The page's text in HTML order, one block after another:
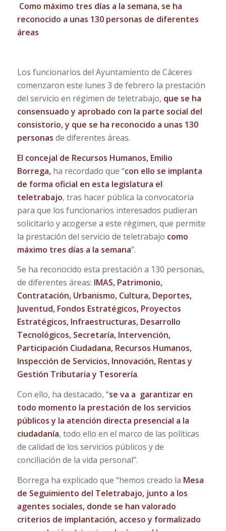
Como máximo tres días a la semana, se ha
reconocido a unas 130 personas de diferentes
áreas
Los funcionarios del Ayuntamiento de Cáceres
comenzaron este lunes 3 de febrero la prestación
del servicio en régimen de teletrabajo, que se ha
consensuado y aprobado con la parte social del
consistorio, y que se ha reconocido a unas 130
personas de diferentes áreas.
El concejal de Recursos Humanos, Emilio
Borrega,ha recordado que “con ello se implanta
de forma oficial en esta legislatura el
teletrabajo, tras hacer pública la convocatoria
para que los funcionarios interesados pudieran
solicitarlo y acogerse a este régimen, que permite
la prestación del servicio de teletrabajo como
máximo tres días a la semana”.
Se ha reconocido esta prestación a 130 personas,
de diferentes áreas: IMAS, Patrimonio,
Contratación, Urbanismo, Cultura, Deportes,
Juventud, Fondos Estratégicos, Proyectos
Estratégicos, Infraestructuras, Desarrollo
Tecnológicos, Secretaría, Intervención,
Participación Ciudadana, Recursos Humanos,
Inspección de Servicios, Innovación, Rentas y
Gestión Tributaria y Tesorería.
Con ello, ha destacado, “se va a garantizar en
todo momento la prestación de los servicios
públicos y la atención directa presencial a la
ciudadanía, todo ello en el marco de las políticas
de calidad de los servicios públicos y de
conciliación de la vida personal”.
Borrega ha explicado que “hemos creado la Mesa
de Seguimiento del Teletrabajo, junto a los
agentes sociales, donde se han valorado
criterios de implantación, acceso y formalizado